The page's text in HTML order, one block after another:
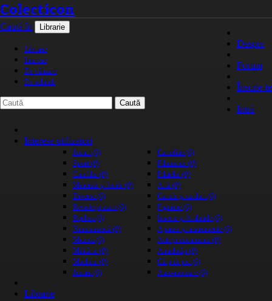
Colecticon
Caută în Librarie
Librarie
Interese
De vânzare
De schimb
Caută
Despre
Forum
Înscrie-te
Intră
Interese utilizatori
Jocuri (0)
Sport (0)
Cinefilie (0)
Minerale și fosile (0)
Diverse (0)
Reviste și ziare (0)
Replica (0)
Numismatică (0)
Muzică (0)
Militărie (0)
Machete (0)
Jucării (0)
Cartofilie (0)
Filumenie (0)
Filatelie (0)
Artă (0)
Cartele și carduri (0)
Figurine (0)
Insecte și Arahnide (0)
Aparate și instrumente (0)
Acte și documente (0)
Antichități (0)
Cărți de joc (0)
Auto-motoare (0)
Librarie